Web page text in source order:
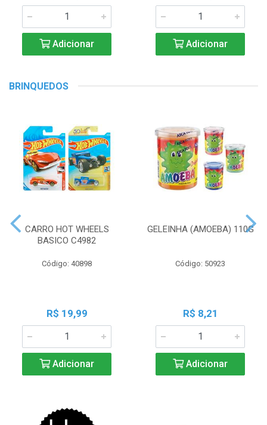
Adicionar Adicionar
BRINQUEDOS
CARRO HOT WHEELS
BASICO C4982
Código: 40898
R$ 19,99
Adicionar
GELEINHA (AMOEBA) 110G
Código: 50923
R$ 8,21
Adicionar